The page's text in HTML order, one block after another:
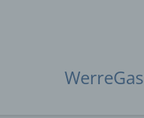
WerreGas